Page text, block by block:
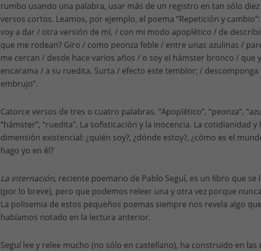
rumbo usando una palabra, usar más de un registro en tan sólo diez
versos cortos. Leamos, por ejemplo, el poema “Repetición y cambio”:
voy a dar / otra versión de mí, / con mi modo apoplético / de
que me rodean? Giro / como peonza feble / entre unas azulinas /
me cercan / desde hace varios años / o soy el hámster bronco / que
encarama / a su ruedita. Surta / efecto este temblor; / descomponga
embrujo”.
Catorce versos de tres o cuatro palabras. “Apoplético”, “peonza”,
“hámster”, “ruedita”. La sofisticación y la inocencia. La cotidianidad y
dimensión existencial: ¿quién soy?, ¿dónde estoy?, ¿cómo es el
hago yo en él?
La internación, reciente poemario de Pablo Seguí, es un libro que se
(por lo breve), pero que podemos releer una y otra vez porque
La polisemia de estos pequeños poemas siempre nos revela algo
habíamos notado en la lectura anterior.
Seguí lee y relee mucho (no sólo en castellano), ha construido en las